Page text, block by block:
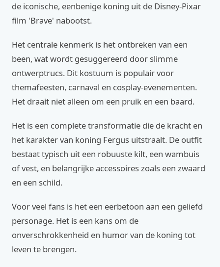
de iconische, eenbenige koning uit de Disney-Pixar
film 'Brave' nabootst.
Het centrale kenmerk is het ontbreken van een
been, wat wordt gesuggereerd door slimme
ontwerptrucs. Dit kostuum is populair voor
themafeesten, carnaval en cosplay-evenementen.
Het draait niet alleen om een pruik en een baard.
Het is een complete transformatie die de kracht en
het karakter van koning Fergus uitstraalt. De outfit
bestaat typisch uit een robuuste kilt, een wambuis
of vest, en belangrijke accessoires zoals een zwaard
en een schild.
Voor veel fans is het een eerbetoon aan een geliefd
personage. Het is een kans om de
onverschrokkenheid en humor van de koning tot
leven te brengen.